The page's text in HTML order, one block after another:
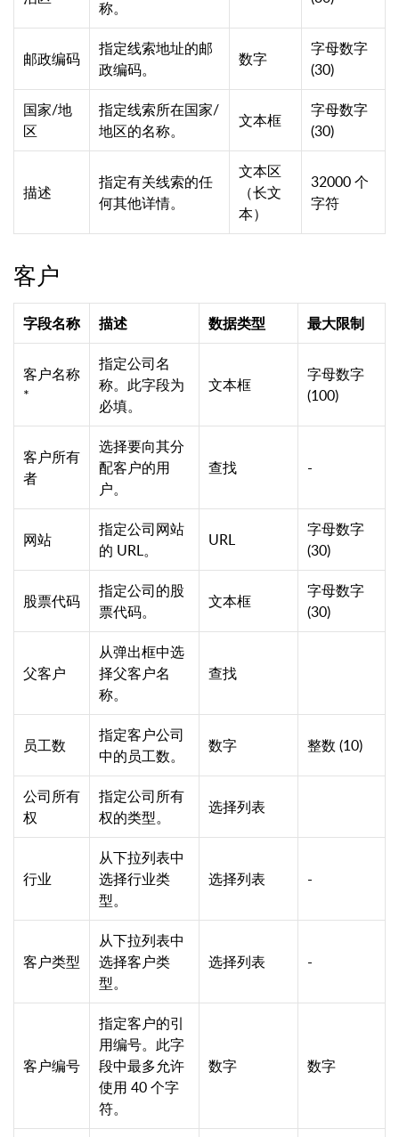
称。
邮政编码
指定线索地址的邮
政编码。
数字
字母数字
(30)
国家/地
区
指定线索所在国家/
地区的名称。
文本框
字母数字
(30)
描述
指定有关线索的任
何其他详情。
文本区
（长文
本）
32000 个
字符
客户
字段名称 描述 数据类型 最大限制
客户名称
*
指定公司名
称。此字段为
必填。
文本框
字母数字
(100)
客户所有
者
选择要向其分
配客户的用
户。
查找 -
网站
指定公司网站
的 URL。
URL
字母数字
(30)
股票代码
指定公司的股
票代码。
文本框
字母数字
(30)
父客户
从弹出框中选
择父客户名
称。
查找
员工数
指定客户公司
中的员工数。
数字 整数 (10)
公司所有
权
指定公司所有
权的类型。
选择列表
行业
从下拉列表中
选择行业类
型。
选择列表 -
客户类型
从下拉列表中
选择客户类
型。
选择列表 -
客户编号
指定客户的引
用编号。此字
段中最多允许
使用 40 个字
符。
数字 数字